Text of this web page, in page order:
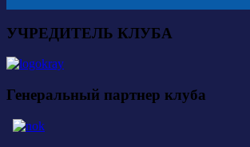
УЧРЕДИТЕЛЬ КЛУБА
Генеральный партнер клуба